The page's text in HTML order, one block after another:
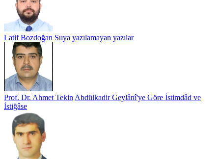
Latif Bozdoğan Suya yazılamayan yazılar
Prof. Dr. Ahmet TekinAbdülkadir Geylânî'ye Göre İstimdâd ve
İstiğâse